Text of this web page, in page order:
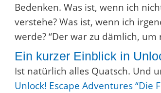
Bedenken. Was ist, wenn ich
verstehe? Was ist, wenn ich
werde? “Der war zu dämlich,
Ein kurzer Einblick in
Ist natürlich alles Quatsch. Und
Unlock! Escape Adventures “Die